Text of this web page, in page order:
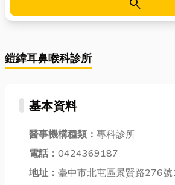
search
鎧緯耳鼻喉科診所
基本資料
醫事機構種類： 專科診所
電話： 0424369187
地址： 臺中市北屯區景賢路276